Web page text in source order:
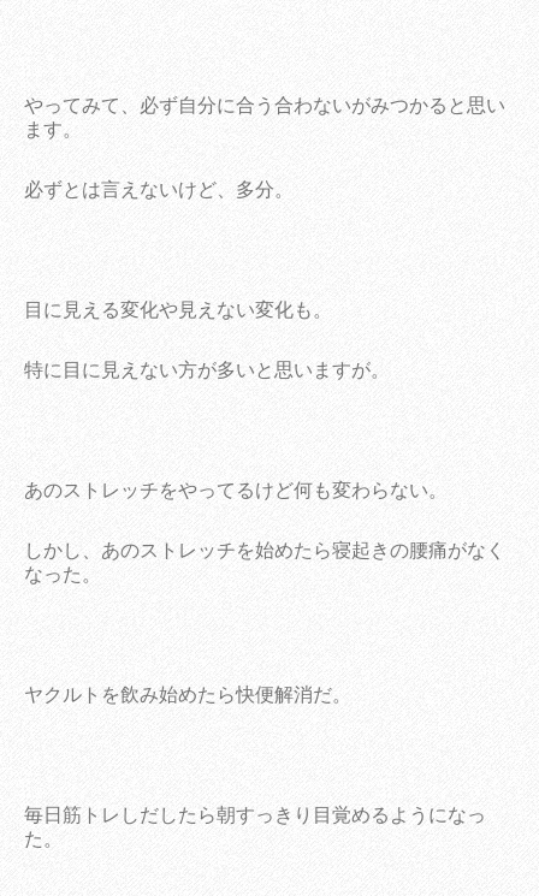
やってみて、必ず自分に合う合わないがみつかると思い
ます。
必ずとは言えないけど、多分。
目に見える変化や見えない変化も。
特に目に見えない方が多いと思いますが。
あのストレッチをやってるけど何も変わらない。
しかし、あのストレッチを始めたら寝起きの腰痛がなく
なった。
ヤクルトを飲み始めたら快便解消だ。
毎日筋トレしだしたら朝すっきり目覚めるようになっ
た。